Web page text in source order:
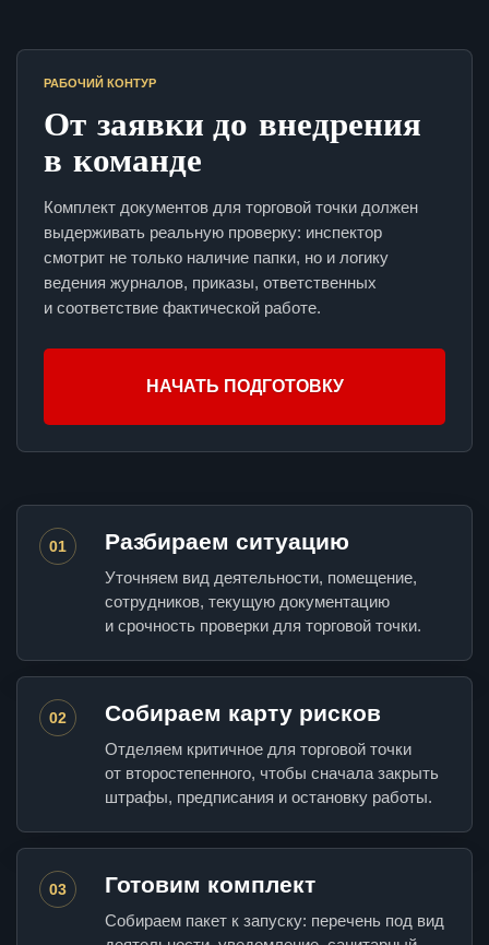
РАБОЧИЙ КОНТУР
От заявки до внедрения
в команде
Комплект документов для торговой точки должен
выдерживать реальную проверку: инспектор
смотрит не только наличие папки, но и логику
ведения журналов, приказы, ответственных
и соответствие фактической работе.
НАЧАТЬ ПОДГОТОВКУ
01 Разбираем ситуацию
Уточняем вид деятельности, помещение,
сотрудников, текущую документацию
и срочность проверки для торговой точки.
02 Собираем карту рисков
Отделяем критичное для торговой точки
от второстепенного, чтобы сначала закрыть
штрафы, предписания и остановку работы.
03 Готовим комплект
Собираем пакет к запуску: перечень под вид